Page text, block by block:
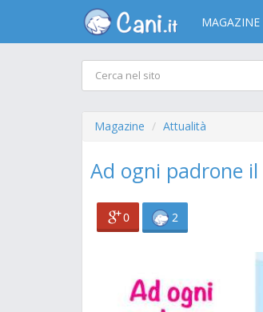
MAGAZINE
Magazine Attualità
Ad ogni padrone il
0 2